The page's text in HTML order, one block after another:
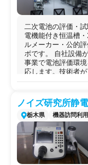
二次電池の評価・
電機能付き恒温槽
ルメーカー・公的
ボです。 自社設備
事業で電池評価環
応します。技術者
二次電池セルの
面温度の記録）
・電池 パックの充放
ォークリフト用途
・セル・パックの
・ X線CT非破壊検
・静電気イミュニ
ープも可）
ノイズ研究所静
栃木県 機器訪問利用